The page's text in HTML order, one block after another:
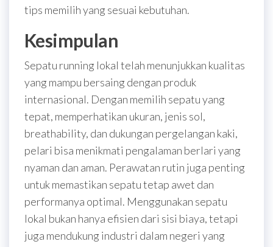
tips memilih yang sesuai kebutuhan.
Kesimpulan
Sepatu running lokal telah menunjukkan kualitas
yang mampu bersaing dengan produk
internasional. Dengan memilih sepatu yang
tepat, memperhatikan ukuran, jenis sol,
breathability, dan dukungan pergelangan kaki,
pelari bisa menikmati pengalaman berlari yang
nyaman dan aman. Perawatan rutin juga penting
untuk memastikan sepatu tetap awet dan
performanya optimal. Menggunakan sepatu
lokal bukan hanya efisien dari sisi biaya, tetapi
juga mendukung industri dalam negeri yang